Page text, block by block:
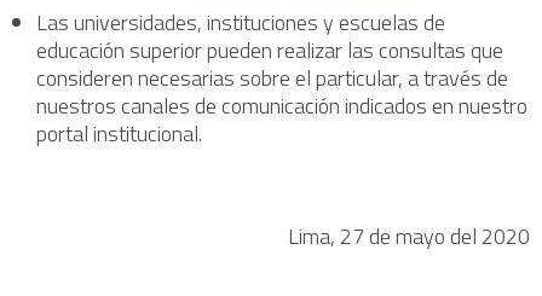
Las universidades, instituciones y escuelas de
educación superior pueden realizar las consultas que
consideren necesarias sobre el particular, a través de
nuestros canales de comunicación indicados en nuestro
portal institucional.
Lima, 27 de mayo del 2020